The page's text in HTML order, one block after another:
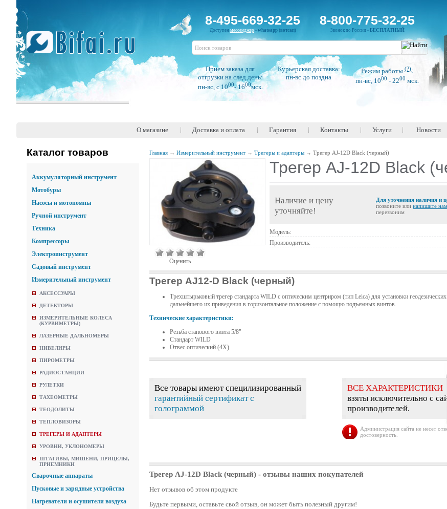
8-495-669-32-25
Доступен мессенджер- whatsapp (вотсап)
8-800-775-32-25
Звонок по России - БЕСПЛАТНЫЙ
Прием заказа для
отгрузки на след.день:
пн-вс, c 1000- 1600мск.
Курьерская доставка:
пн-вс до поздна
Режим работы(?):
пн-вс, 1000 - 2200 мск.
О магазине Доставка и оплата Гарантия Контакты Услуги Новости
Каталог товаров
Аккумуляторный инструмент
Мотобуры
Насосы и мотопомпы
Ручной инструмент
Техника
Компрессоры
Электроинструмент
Садовый инструмент
Измерительный инструмент
АКСЕССУАРЫ
ДЕТЕКТОРЫ
ИЗМЕРИТЕЛЬНЫЕ КОЛЕСА
(КУРВИМЕТРЫ)
ЛАЗЕРНЫЕ ДАЛЬНОМЕРЫ
НИВЕЛИРЫ
ПИРОМЕТРЫ
РАДИОСТАНЦИИ
РУЛЕТКИ
ТАХЕОМЕТРЫ
ТЕОДОЛИТЫ
ТЕПЛОВИЗОРЫ
ТРЕГЕРЫ И АДАПТЕРЫ
УРОВНИ, УКЛОНОМЕРЫ
ШТАТИВЫ, МИШЕНИ, ПРИЦЕЛЫ,
ПРИЕМНИКИ
Сварочные аппараты
Пусковые и зарядные устройства
Нагреватели и осушители воздуха
Главная → Измерительный инструмент → Трегеры и адаптеры → Трегер AJ-12D Black (черный)
Оценить
Трегер AJ-12D Black
Наличие и цену
уточняйте!
Для уточнения наличия и
позвоните или напишите нам
перезвоним
Модель:
Производитель:
Трегер AJ12-D Black (черный)
Трехштырьковый трегер стандарта WILD с оптическим центриром (тип Leica) для установки
дальнейшего их приведения в горизонтальное положение с помощю подъемных винтов.
Технические характеристики:
Резьба станового винта 5/8"
Стандарт WILD
Отвес оптический (4Х)
Все товары имеют специлизированный
гарантийный сертификат с
голограммой
ВСЕ ХАРАКТЕРИСТИКИ
взяты исключительно с
производителей.
Администрация сайта не несет
достоверность.
Трегер AJ-12D Black (черный) - отзывы наших покупателей
Нет отзывов об этом продукте
Будьте первыми, оставьте свой отзыв, он может быть полезный другим!